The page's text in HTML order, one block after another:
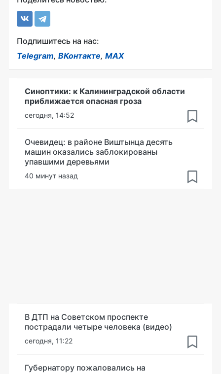
Подпишитесь на нас:
Telegram, ВКонтакте, MAX
Синоптики: к Калининградской области
приближается опасная гроза
сегодня, 14:52
Очевидец: в районе Виштынца десять
машин оказались заблокированы
упавшими деревьями
40 минут назад
В ДТП на Советском проспекте
пострадали четыре человека (видео)
сегодня, 11:22
Губернатору пожаловались на